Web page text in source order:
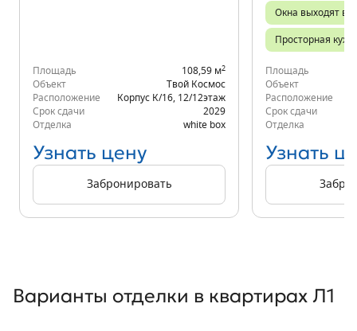
Площадь 108,59 м2
Объект
Твой Космос
Расположение
Корпус К/16 12/12этаж
Срок сдачи
2029
Отделка
white box
Узнать цену
Забронировать
Окна выходят во
Просторная
Площадь
Объект
Расположение
Срок сдачи
Отделка
Узнать
Варианты отделки в квартирах Л1